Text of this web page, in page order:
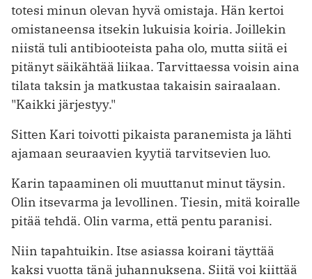
totesi minun olevan hyvä omistaja. Hän kertoi
omistaneensa itsekin lukuisia koiria. Joillekin
niistä tuli antibiooteista paha olo, mutta siitä ei
pitänyt säikähtää liikaa. Tarvittaessa voisin aina
tilata taksin ja matkustaa takaisin sairaalaan.
"Kaikki järjestyy."
Sitten Kari toivotti pikaista paranemista ja lähti
ajamaan seuraavien kyytiä tarvitsevien luo.
Karin tapaaminen oli muuttanut minut täysin.
Olin itsevarma ja levollinen. Tiesin, mitä koiralle
pitää tehdä. Olin varma, että pentu paranisi.
Niin tapahtuikin. Itse asiassa koirani täyttää
kaksi vuotta tänä juhannuksena. Siitä voi kiittää